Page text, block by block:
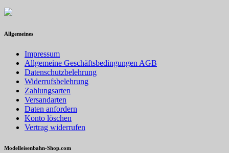
Allgemeines
Impressum
Allgemeine Geschäftsbedingungen AGB
Datenschutzbelehrung
Widerrufsbelehrung
Zahlungsarten
Versandarten
Daten anfordern
Konto löschen
Vertrag widerrufen
Modelleisenbahn-Shop.com